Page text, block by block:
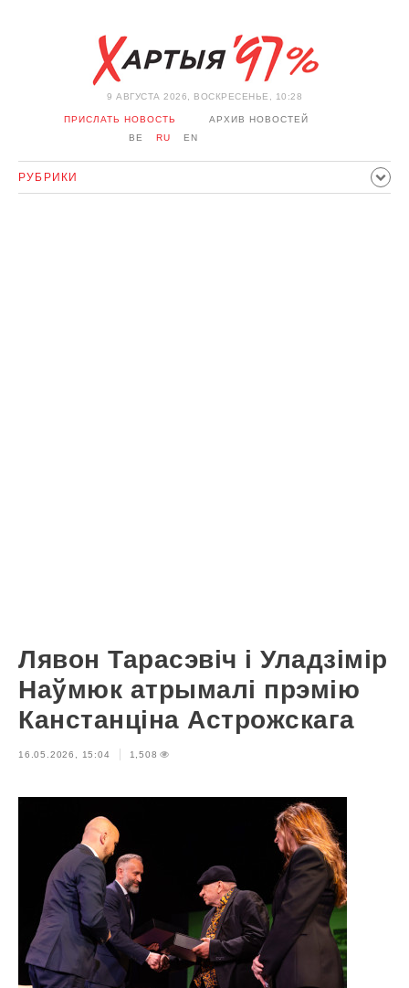
9 АВГУСТА 2026, ВОСКРЕСЕНЬЕ, 10:28
ПРИСЛАТЬ НОВОСТЬ
АРХИВ НОВОСТЕЙ
BE
RU EN
РУБРИКИ
Лявон Тарасэвіч і Уладзімір
Наўмюк атрымалі прэмію
Канстанціна Астрожскага
16.05.2026, 15:04 1,508